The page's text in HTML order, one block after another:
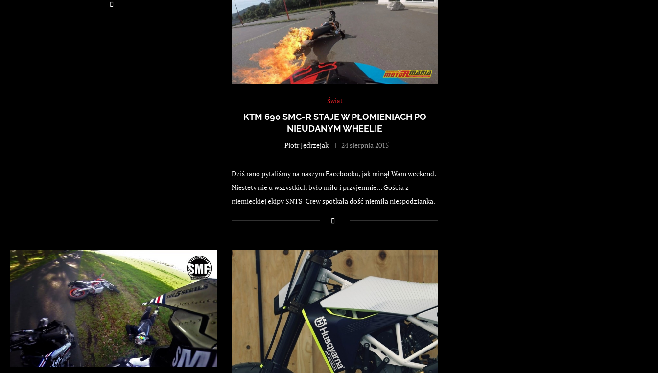
Świat
KTM 690 SMC-R STAJE W PŁOMIENIACH PO
NIEUDANYM WHEELIE
-Piotr Jędrzejak 24 sierpnia 2015
Dziś rano pytaliśmy na naszym Facebooku, jak minął Wam weekend.
Niestety nie u wszystkich było miło i przyjemnie… Gościa z
niemieckiej ekipy SNTS-Crew spotkała dość niemiła niespodzianka.